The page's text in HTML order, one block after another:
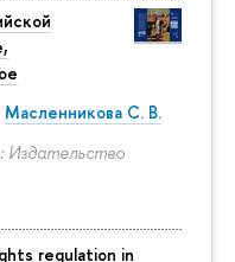
Масленникова С. В.
Издательство
regulation in